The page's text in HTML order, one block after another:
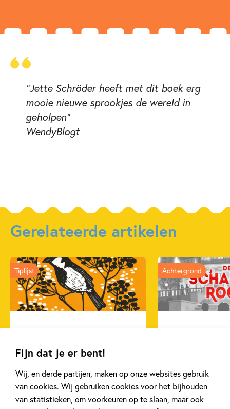
Fijn dat je er bent!
Wij, en derde partijen, maken op onze websites gebruik
van cookies. Wij gebruiken cookies voor het bijhouden
van statistieken, om voorkeuren op te slaan, maar ook
"Jette Schröder heeft met dit boek erg
mooie nieuwe sprookjes de wereld in
geholpen"
WendyBlogt
Gerelateerde artikelen
voor Moederdag
Tiplijst
Lees meer
Achtergrond
Lees meer